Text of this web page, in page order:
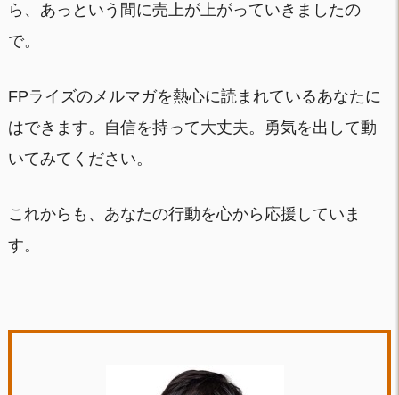
ら、あっという間に売上が上がっていきましたの
で。
FPライズのメルマガを熱心に読まれているあなたに
はできます。自信を持って大丈夫。勇気を出して動
いてみてください。
これからも、あなたの行動を心から応援していま
す。